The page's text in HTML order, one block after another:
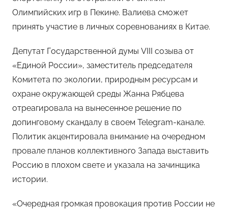
Олимпийских игр в Пекине. Валиева сможет
принять участие в личных соревнованиях в Китае.
Депутат Государственной думы VIII созыва от
«Единой России», заместитель председателя
Комитета по экологии, природным ресурсам и
охране окружающей среды Жанна Рябцева
отреагировала на вынесенное решение по
допинговому скандалу в своем Telegram-канале.
Политик акцентировала внимание на очередном
провале планов коллективного Запада выставить
Россию в плохом свете и указала на зачинщика
истории.
«Очередная громкая провокация против России не